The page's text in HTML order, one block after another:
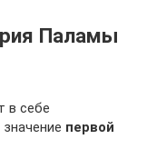
Паламы
в себе
первой